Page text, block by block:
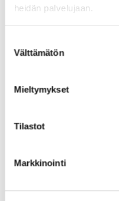
heidän palvelujaan.
valinta
Välttämätön
Mieltymykset
Tilastot
Markkinointi
#26 ,